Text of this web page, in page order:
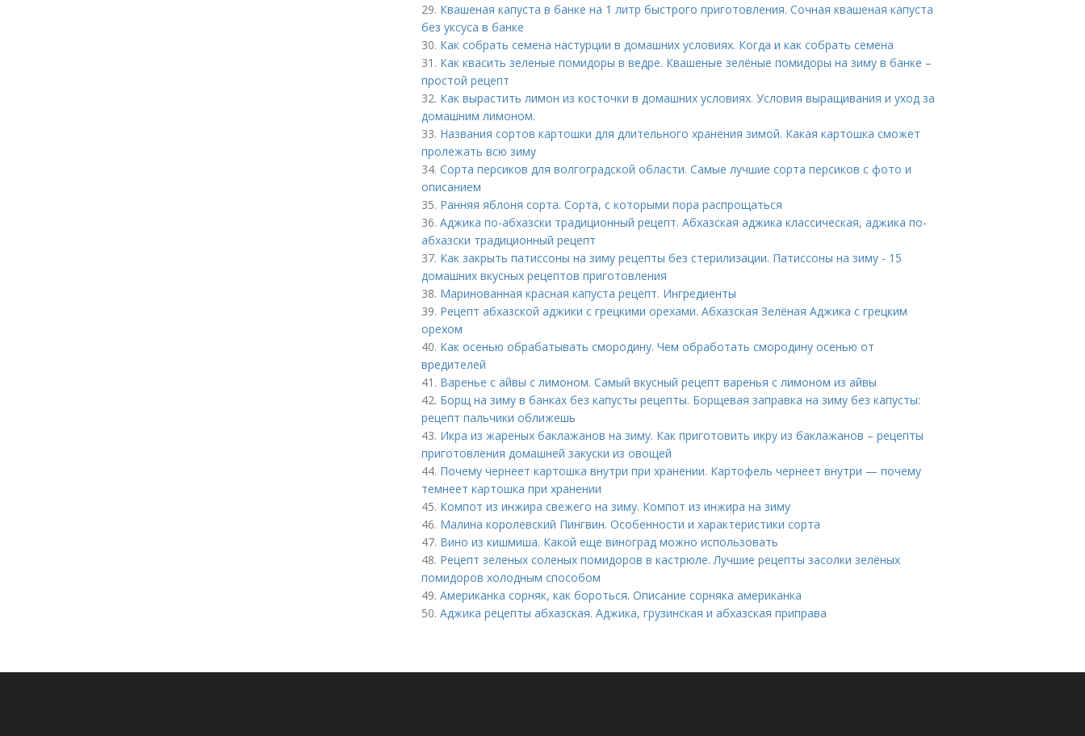
29. Квашеная капуста в банке на 1 литр быстрого приготовления. Сочная квашеная капуста
без уксуса в банке
30. Как собрать семена настурции в домашних условиях. Когда и как собрать семена
31. Как квасить зеленые помидоры в ведре. Квашеные зелёные помидоры на зиму в банке –
простой рецепт
32. Как вырастить лимон из косточки в домашних условиях. Условия выращивания и уход за
домашним лимоном.
33. Названия сортов картошки для длительного хранения зимой. Какая картошка сможет
пролежать всю зиму
34. Сорта персиков для волгоградской области. Самые лучшие сорта персиков с фото и
описанием
35. Ранняя яблоня сорта. Сорта, с которыми пора распрощаться
36. Аджика по-абхазски традиционный рецепт. Абхазская аджика классическая, аджика по-
абхазски традиционный рецепт
37. Как закрыть патиссоны на зиму рецепты без стерилизации. Патиссоны на зиму - 15
домашних вкусных рецептов приготовления
38. Маринованная красная капуста рецепт. Ингредиенты
39. Рецепт абхазской аджики с грецкими орехами. Абхазская Зелёная Аджика с грецким
орехом
40. Как осенью обрабатывать смородину. Чем обработать смородину осенью от
вредителей
41. Варенье с айвы с лимоном. Самый вкусный рецепт варенья с лимоном из айвы
42. Борщ на зиму в банках без капусты рецепты. Борщевая заправка на зиму без капусты:
рецепт пальчики оближешь
43. Икра из жареных баклажанов на зиму. Как приготовить икру из баклажанов – рецепты
приготовления домашней закуски из овощей
44. Почему чернеет картошка внутри при хранении. Картофель чернеет внутри — почему
темнеет картошка при хранении
45. Компот из инжира свежего на зиму. Компот из инжира на зиму
46. Малина королевский Пингвин. Особенности и характеристики сорта
47. Вино из кишмиша. Какой еще виноград можно использовать
48. Рецепт зеленых соленых помидоров в кастрюле. Лучшие рецепты засолки зелёных
помидоров холодным способом
49. Американка сорняк, как бороться. Описание сорняка американка
50. Аджика рецепты абхазская. Аджика, грузинская и абхазская приправа